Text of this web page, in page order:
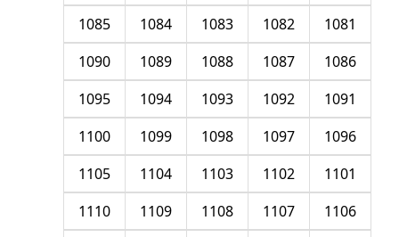
1081
1082
1083
1084
1085
1086
1087
1088
1089
1090
1091
1092
1093
1094
1095
1096
1097
1098
1099
1100
1101
1102
1103
1104
1105
1106
1107
1108
1109
1110